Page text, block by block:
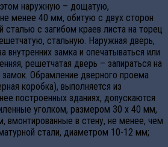
наружную – дощатую,
менее 40 мм, обитую с двух сторон
сталью с загибом краев листа на торец
стальную. Наружная дверь,
внутренних замка и опечатываться или
решетчатая дверь – запираться на
замок. Обрамление дверного проема
коробка), выполняется из
построенных зданиях, допускаются
уголком, размером 30 х 40 мм,
вмонтированные в стену, не менее, чем
стали, диаметром 10-12 мм;